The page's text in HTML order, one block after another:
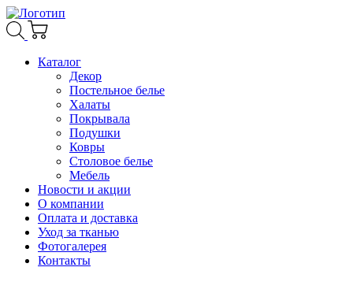
Каталог
Декор
Постельное белье
Халаты
Покрывала
Подушки
Ковры
Столовое белье
Мебель
Новости и акции
О компании
Оплата и доставка
Уход за тканью
Фотогалерея
Контакты